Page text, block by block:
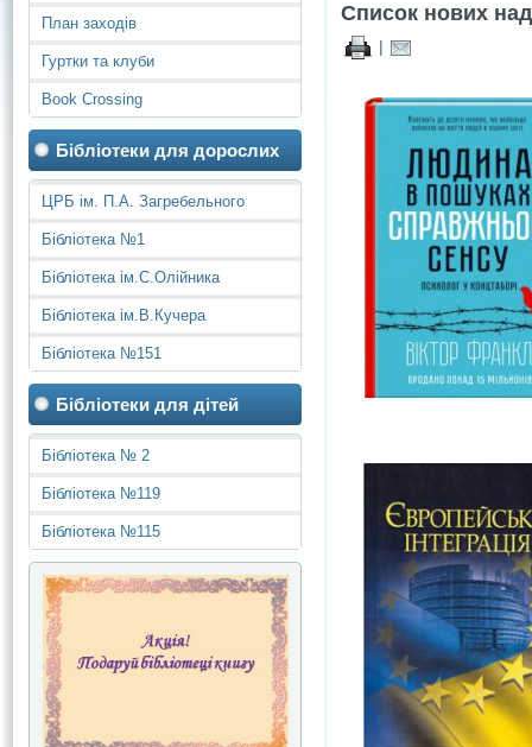
План заходів
Гуртки та клуби
Book Crossing
Бібліотеки для дорослих
ЦРБ ім. П.А. Загребельного
Бібліотека №1
Бібліотека ім.С.Олійника
Бібліотека ім.В.Кучера
Бібліотека №151
Бібліотеки для дітей
Бібліотека № 2
Бібліотека №119
Бібліотека №115
Список нових
|